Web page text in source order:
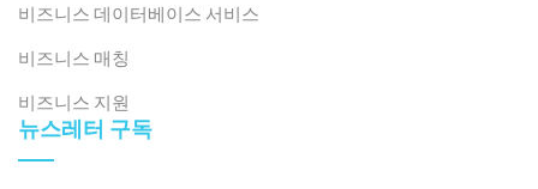
비즈니스 데이터베이스 서비스
비즈니스 매칭
비즈니스 지원
뉴스레터 구독